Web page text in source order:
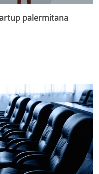
palermitana